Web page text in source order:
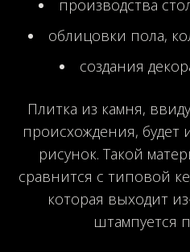
производства
облицовки пола,
создания
Плитка из камня,
происхождения,
рисунок. Такой
сравнится с типовой
которая выходит
штампуется